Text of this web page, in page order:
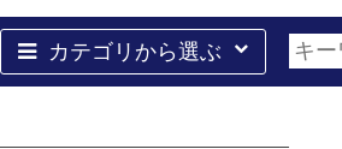
カテゴリから選ぶ